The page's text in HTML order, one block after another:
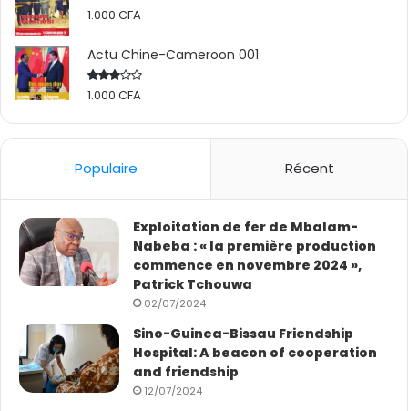
1.000 CFA
Actu Chine-Cameroon 001
Rated
1.000 CFA
Populaire Récent
Exploitation de fer de Mbalam-
Nabeba : « la première production
commence en novembre 2024 »,
Patrick Tchouwa
02/07/2024
Sino-Guinea-Bissau Friendship
Hospital: A beacon of cooperation
and friendship
12/07/2024